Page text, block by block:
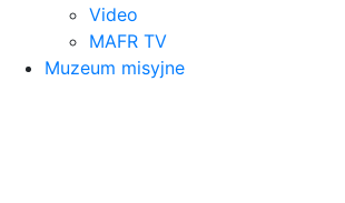
Video
MAFR TV
Muzeum misyjne